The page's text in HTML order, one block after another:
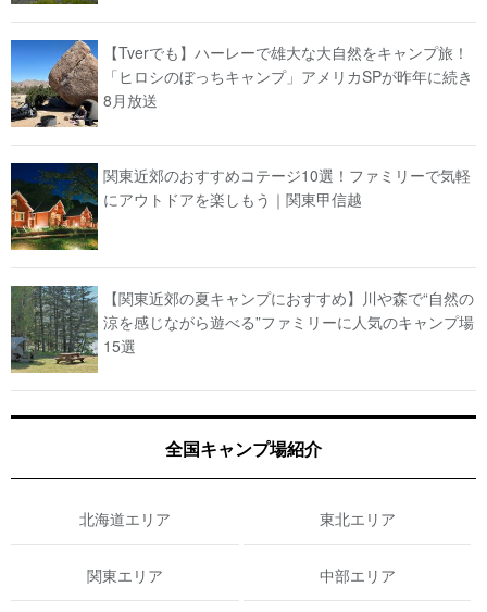
【Tverでも】ハーレーで雄大な大自然をキャンプ旅！
「ヒロシのぼっちキャンプ」アメリカSPが昨年に続き
8月放送
関東近郊のおすすめコテージ10選！ファミリーで気軽
にアウトドアを楽しもう｜関東甲信越
【関東近郊の夏キャンプにおすすめ】川や森で“自然の
涼を感じながら遊べる”ファミリーに人気のキャンプ場
15選
全国キャンプ場紹介
北海道エリア 東北エリア
関東エリア 中部エリア